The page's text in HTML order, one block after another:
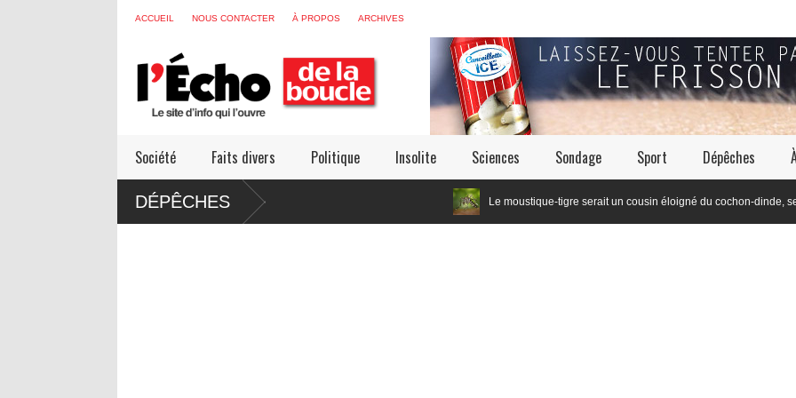
ACCUEIL NOUS CONTACTER À PROPOS ARCHIVES
Société Faits divers Politique Insolite Sciences Sondage Sport Dépêches
DÉPÊCHES Le moustique-tigre serait un cousin éloigné du cochon-dinde, selon les